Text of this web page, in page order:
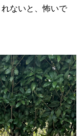
ないと、怖いで